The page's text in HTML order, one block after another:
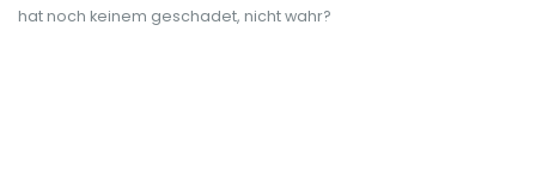
hat noch keinem geschadet, nicht wahr?